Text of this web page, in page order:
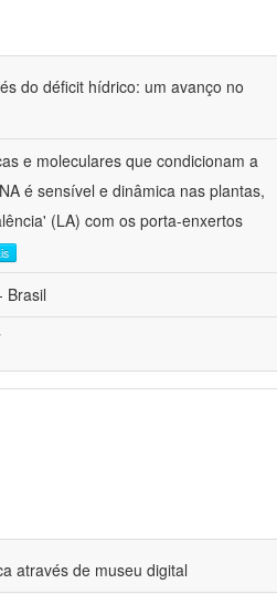
do déficit hídrico: um avanço no
e moleculares que condicionam a
é sensível e dinâmica nas plantas,
(LA) com os porta-enxertos
Brasil
através de museu digital